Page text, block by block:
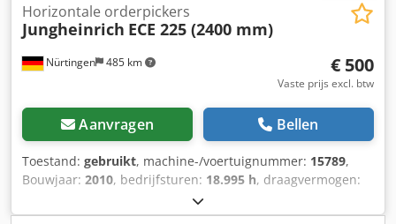
Nürtingen 485 km
Horizontale orderpickers
Jungheinrich ECE 225 (2400 mm)
€ 500
Vaste prijs excl. btw
Aanvragen Bellen
Toestand: gebruikt, machine-/voertuignummer: 15789,
Bouwjaar: 2010, bedrijfsturen: 18.995 h, draagvermogen:
200 mm, ladingzwaartepunt:
mm, brandstoftype:elektrisch, masttype:overig,